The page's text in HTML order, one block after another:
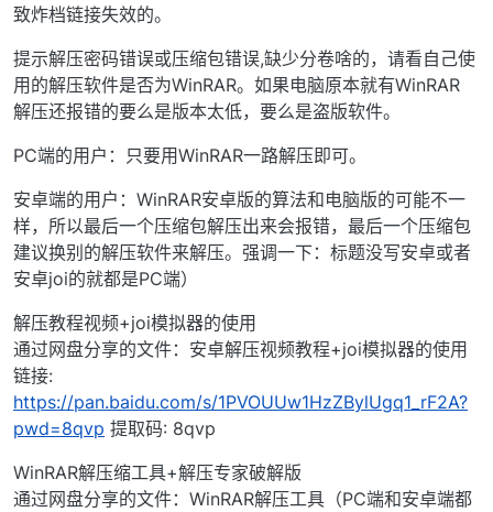
致炸档链接失效的。
提示解压密码错误或压缩包错误,缺少分卷啥的，请看自己使
用的解压软件是否为WinRAR。如果电脑原本就有WinRAR
解压还报错的要么是版本太低，要么是盗版软件。
PC端的用户：只要用WinRAR一路解压即可。
安卓端的用户：WinRAR安卓版的算法和电脑版的可能不一
样，所以最后一个压缩包解压出来会报错，最后一个压缩包
建议换别的解压软件来解压。强调一下：标题没写安卓或者
安卓joi的就都是PC端）
解压教程视频+joi模拟器的使用
通过网盘分享的文件：安卓解压视频教程+joi模拟器的使用
链接:
https://pan.baidu.com/s/1PVOUUw1HzZBylUgq1_rF2A?
pwd=8qvp 提取码: 8qvp
WinRAR解压缩工具+解压专家破解版
通过网盘分享的文件：WinRAR解压工具（PC端和安卓端都